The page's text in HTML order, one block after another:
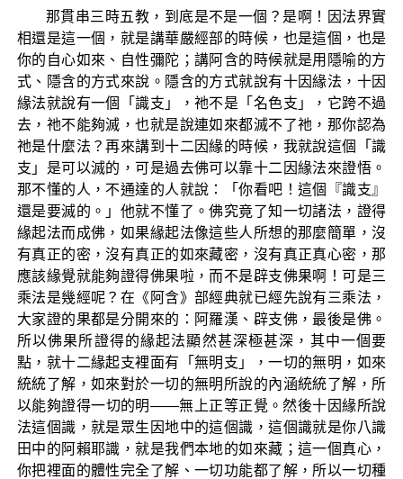
那貫串三時五教，到底是不是一個？是啊！因法界實
相還是這一個，就是講華嚴經部的時候，也是這個，也是
你的自心如來、自性彌陀；講阿含的時候就是用隱喻的方
式、隱含的方式來說。隱含的方式就說有十因緣法，十因
緣法就說有一個「識支」，祂不是「名色支」，它跨不過
去，祂不能夠滅，也就是說連如來都滅不了祂，那你認為
祂是什麼法？再來講到十二因緣的時候，我就說這個「識
支」是可以滅的，可是過去佛可以靠十二因緣法來證悟。
那不懂的人，不通達的人就說：「你看吧！這個『識支』
還是要滅的。」他就不懂了。佛究竟了知一切諸法，證得
緣起法而成佛，如果緣起法像這些人所想的那麼簡單，沒
有真正的密，沒有真正的如來藏密，沒有真正真心密，那
應該緣覺就能夠證得佛果啦，而不是辟支佛果啊！可是三
乘法是幾經呢？在《阿含》部經典就已經先說有三乘法，
大家證的果都是分開來的：阿羅漢、辟支佛，最後是佛。
所以佛果所證得的緣起法顯然甚深極甚深，其中一個要
點，就十二緣起支裡面有「無明支」，一切的無明，如來
統統了解，如來對於一切的無明所說的內涵統統了解，所
以能夠證得一切的明——無上正等正覺。然後十因緣所說
法這個識，就是眾生因地中的這個識，這個識就是你八識
田中的阿賴耶識，就是我們本地的如來藏；這一個真心，
你把裡面的體性完全了解、一切功能都了解，所以一切種